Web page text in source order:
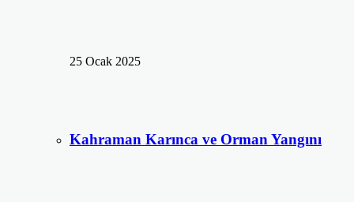
25 Ocak 2025
Kahraman Karınca ve Orman Yangını